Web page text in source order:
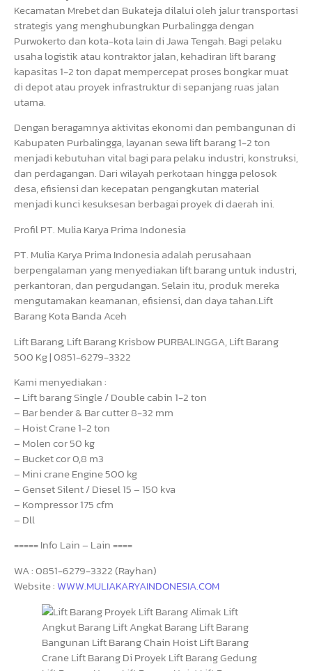
Kecamatan Mrebet dan Bukateja dilalui oleh jalur transportasi
strategis yang menghubungkan Purbalingga dengan
Purwokerto dan kota-kota lain di Jawa Tengah. Bagi pelaku
usaha logistik atau kontraktor jalan, kehadiran lift barang
kapasitas 1-2 ton dapat mempercepat proses bongkar muat
di depot atau proyek infrastruktur di sepanjang ruas jalan
utama.
Dengan beragamnya aktivitas ekonomi dan pembangunan di
Kabupaten Purbalingga, layanan sewa lift barang 1-2 ton
menjadi kebutuhan vital bagi para pelaku industri, konstruksi,
dan perdagangan. Dari wilayah perkotaan hingga pelosok
desa, efisiensi dan kecepatan pengangkutan material
menjadi kunci kesuksesan berbagai proyek di daerah ini.
Profil PT. Mulia Karya Prima Indonesia
PT. Mulia Karya Prima Indonesia adalah perusahaan
berpengalaman yang menyediakan lift barang untuk industri,
perkantoran, dan pergudangan. Selain itu, produk mereka
mengutamakan keamanan, efisiensi, dan daya tahan.Lift
Barang Kota Banda Aceh
Lift Barang, Lift Barang Krisbow PURBALINGGA, Lift Barang
500 Kg | 0851-6279-3322
Kami menyediakan :
– Lift barang Single / Double cabin 1-2 ton
– Bar bender & Bar cutter 8-32 mm
– Hoist Crane 1-2 ton
– Molen cor 50 kg
– Bucket cor 0,8 m3
– Mini crane Engine 500 kg
– Genset Silent / Diesel 15 – 150 kva
– Kompressor 175 cfm
– Dll
===== Info Lain – Lain ====
WA : 0851-6279-3322 (Rayhan)
Website : WWW.MULIAKARYAINDONESIA.COM